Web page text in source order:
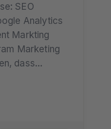
SEO
Analytics
Markting
Marketing
dass…